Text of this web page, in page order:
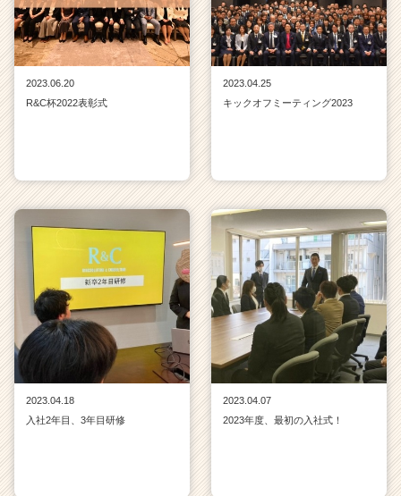
2023.06.20
R&C杯2022表彰式
2023.04.25
キックオフミーティング2023
2023.04.18
入社2年目、3年目研修
2023.04.07
2023年度、最初の入社式！